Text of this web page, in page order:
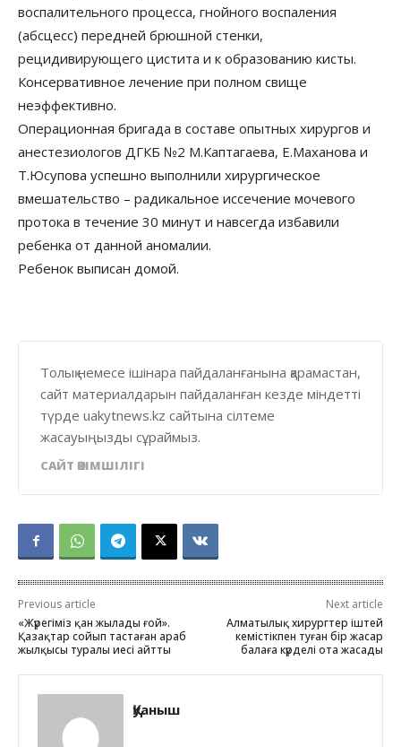
воспалительного процесса, гнойного воспаления
(абсцесс) передней брюшной стенки,
рецидивирующего цистита и к образованию кисты.
Консервативное лечение при полном свище
неэффективно.
Операционная бригада в составе опытных хирургов и
анестезиологов ДГКБ №2 М.Каптагаева, Е.Маханова и
Т.Юсупова успешно выполнили хирургическое
вмешательство – радикальное иссечение мочевого
протока в течение 30 минут и навсегда избавили
ребенка от данной аномалии.
Ребенок выписан домой.
Толық немесе ішінара пайдаланғанына қарамастан,
сайт материалдарын пайдаланған кезде міндетті
түрде uakytnews.kz сайтына сілтеме
жасауыңызды сұраймыз.
САЙТ ӘКІМШІЛІГІ
Previous article
«Жүрегіміз қан жылады ғой».
Қазақтар сойып тастаған араб
жылқысы туралы иесі айтты
Next article
Алматылық хирургтер іштей
кемістікпен туған бір жасар
балаға күрделі ота жасады
Қуаныш